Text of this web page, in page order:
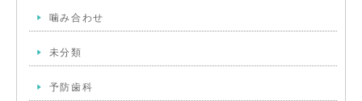
噛み合わせ
未分類
予防歯科